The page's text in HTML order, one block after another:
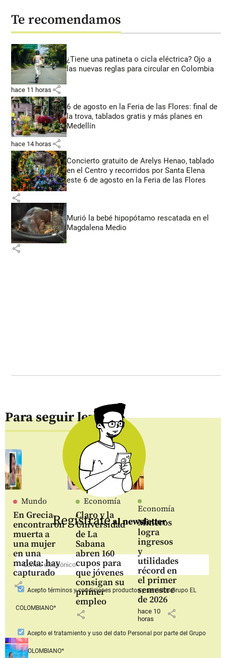
Te recomendamos
¿Tiene una patineta o cicla eléctrica? Ojo a
las nuevas reglas para circular en Colombia
hace 11 horas share
6 de agosto en la Feria de las Flores: final de
la trova, tablados gratis y más planes en
Medellín
hace 14 horas share
Concierto gratuito de Arelys Henao, tablado
en el Centro y recorridos por Santa Elena
este 6 de agosto en la Feria de las Flores
share
Murió la bebé hipopótamo rescatada en el
Magdalena Medio
share
Para seguir leyendo
Mundo
En Grecia
encontraron
muerta a
una mujer
en una
maleta: hay
capturado
share
Economía
Claro y la
Universidad
de La
Sabana
abren 160
cupos para
que jóvenes
consigan su
primer
empleo
share
Economía
Mineros
logra
ingresos
y
utilidades
récord en
el primer
semestre
de 2026
hace 10
horas
share
Regístrateal newsletter
Aceptotérminos y condiciones productos y serviciosGrupo EL
COLOMBIANO*
Acepto el tratamiento y uso del dato Personal por parte del Grupo
EL COLOMBIANO*